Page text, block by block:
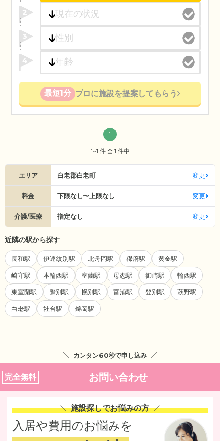
2
3
4
最短1分 プロに施設を提案してもらう
1
1~1 件 全 1 件中
エリア 白老郡白老町 変更
料金 下限なし〜上限なし 変更
介護/医療 指定なし 変更
近隣の駅から探す
長和駅 伊達紋別駅 北舟岡駅 稀府駅 黄金駅
崎守駅 本輪西駅 室蘭駅 母恋駅 御崎駅 輪西駅
東室蘭駅 鷲別駅 幌別駅 富浦駅 登別駅 萩野駅
白老駅 社台駅 錦岡駅
カンタン60秒で申し込み
完全無料 お問い合わせ
施設探しでお悩みの方
入居や費用のお悩みを